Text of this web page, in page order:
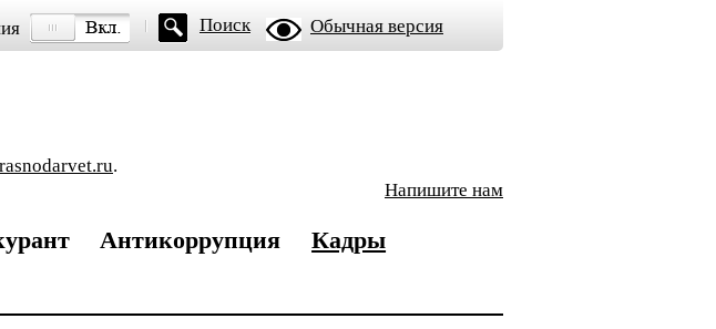
Поиск Обычная версия
.
Напишите нам
Антикоррупция
Кадры